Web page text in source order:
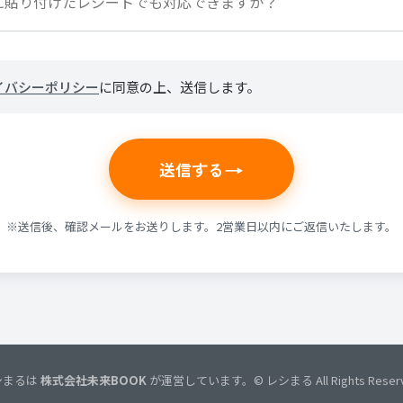
バシーポリシーに同意の上、送信します。
送信する
※送信後、確認メールをお送りします。2営業日以内にご返信いたします。
るは 株式会社未来BOOK が運営しています。© レシまる All Rights